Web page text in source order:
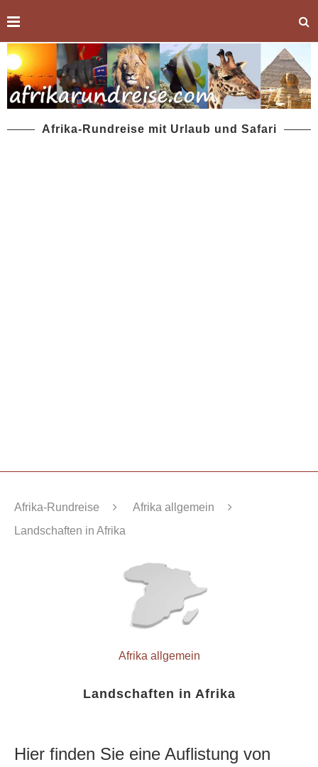
Afrika-Rundreise mit Urlaub und Safari
Afrika-Rundreise
Afrika allgemein
Landschaften in Afrika
Afrika allgemein
Landschaften in Afrika
Hier finden Sie eine Auflistung von